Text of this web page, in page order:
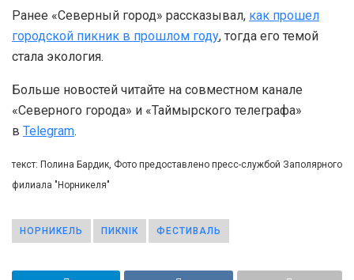
Ранее «Северный город» рассказывал, как прошел
городской пикник в прошлом году, тогда его темой
стала экология.
Больше новостей читайте на совместном канале
«Северного города» и «Таймырского телеграфа»
в Telegram.
текст: Полина Бардик, Фото предоставлено пресс-службой Заполярного
филиала "Норникеля"
НОРНИКЕЛЬ ПИКNIК ФЕСТИВАЛЬ